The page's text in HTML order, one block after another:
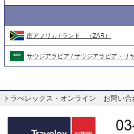
南アフリカ / ランド （ZAR）
サウジアラビア / サウジアラビア・リ
トラべレックス・オンライン お問い合